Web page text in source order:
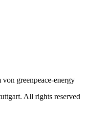
greenpeace-energy
All rights reserved